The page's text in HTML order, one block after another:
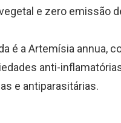
e zero emissão
é a Artemísia annua,
anti-
e antiparasitárias.